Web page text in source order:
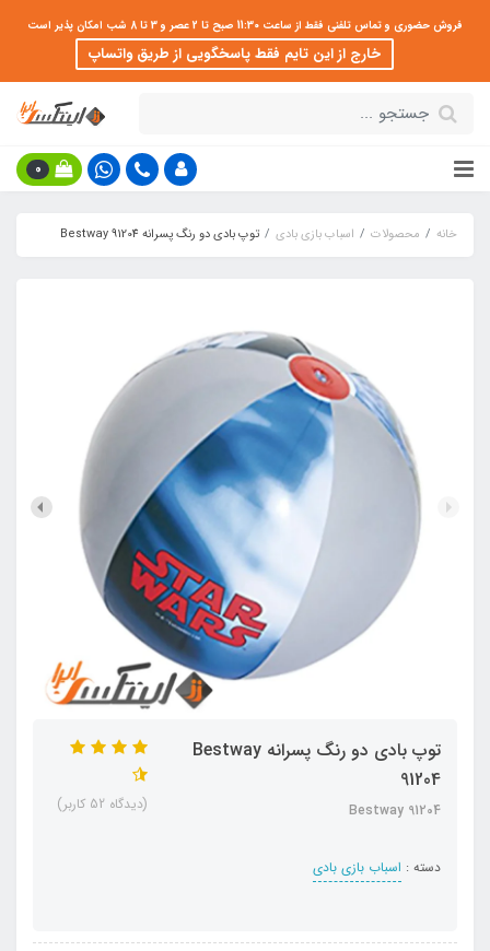
فروش حضوری و تماس تلفنی فقط از ساعت 11:30 صبح تا 2 عصر و 3 تا 8 شب امکان پذیر است
خارج از این تایم فقط پاسخگویی از طریق واتساپ
0
خانه محصولات اسباب بازی بادی توپ بادی دو رنگ پسرانه Bestway 91204
توپ بادی دو رنگ پسرانه Bestway
91204
Bestway 91204
دسته : اسباب بازی بادی
(دیدگاه 52 کاربر)